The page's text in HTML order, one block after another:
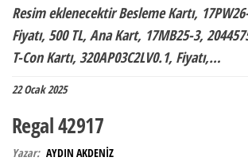
Resim eklenecektir Besleme Kartı,
Fiyatı, 500 TL, Ana Kart, 17MB25-3,
T-Con Kartı, 320AP03C2LV0.1, Fiyatı,…
22 Ocak 2025
Regal 42917
Yazar: AYDIN AKDENİZ